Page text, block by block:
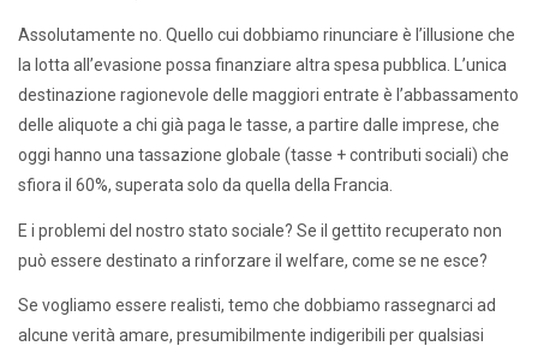
Assolutamente no. Quello cui dobbiamo rinunciare è l’illusione che
la lotta all’evasione possa finanziare altra spesa pubblica. L’unica
destinazione ragionevole delle maggiori entrate è l’abbassamento
delle aliquote a chi già paga le tasse, a partire dalle imprese, che
oggi hanno una tassazione globale (tasse + contributi sociali) che
sfiora il 60%, superata solo da quella della Francia.
E i problemi del nostro stato sociale? Se il gettito recuperato non
può essere destinato a rinforzare il welfare, come se ne esce?
Se vogliamo essere realisti, temo che dobbiamo rassegnarci ad
alcune verità amare, presumibilmente indigeribili per qualsiasi